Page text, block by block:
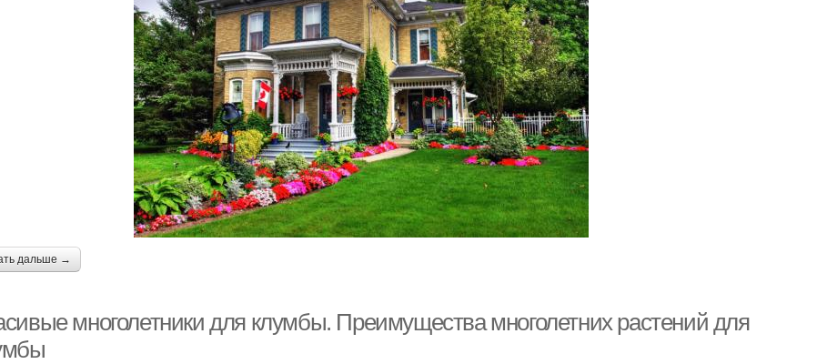
дальше →
многолетники для клумбы. Преимущества многолетних растений для